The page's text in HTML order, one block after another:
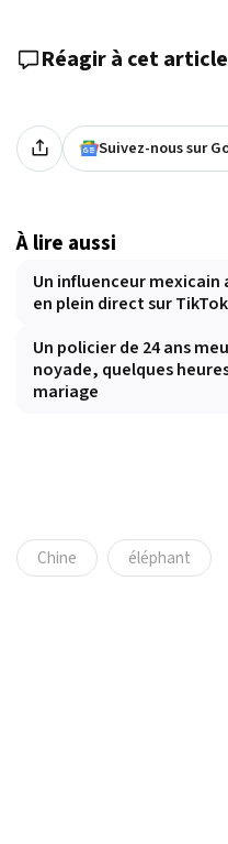
Réagir à cet article
Suivez-nous sur
À lire aussi
Un influenceur
en plein direct sur TikTok
Un policier de 24 ans
noyade, quelques
mariage
Chine éléphant